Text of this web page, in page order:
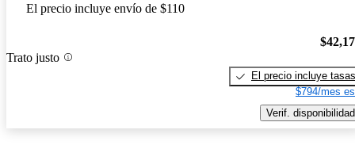
El precio incluye envío de $110
Trato justo
El precio incluye tasas
$794/mes
Verif. disponibilidad